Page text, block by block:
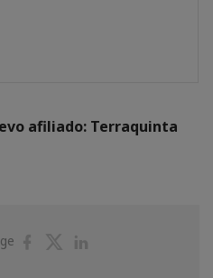
afiliado: Terraquinta
ShareShare